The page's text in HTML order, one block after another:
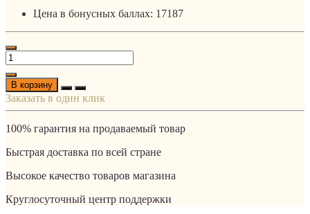
Цена в бонусных баллах: 17187
В корзину
Заказать в один клик
100% гарантия на продаваемый товар
Быстрая доставка по всей стране
Высокое качество товаров магазина
Круглосуточный центр поддержки